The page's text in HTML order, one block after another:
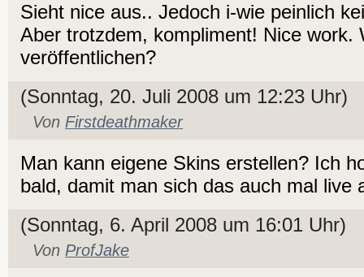
Sieht nice aus.. Jedoch i-wie peinlich
Aber trotzdem, kompliment! Nice work.
veröffentlichen?
(Sonntag, 20. Juli 2008 um 12:23 Uhr)
Von Firstdeathmaker
Man kann eigene Skins erstellen? Ich
bald, damit man sich das auch mal live
(Sonntag, 6. April 2008 um 16:01 Uhr)
Von ProfJake